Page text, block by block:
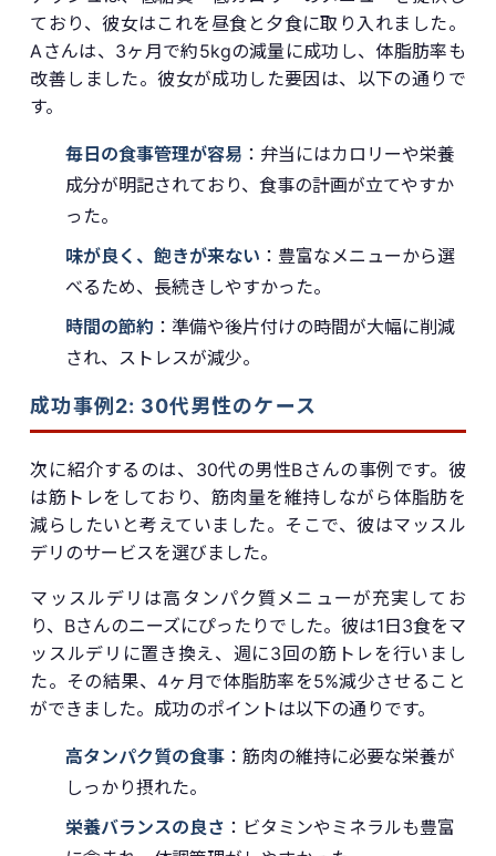
ており、彼女はこれを昼食と夕食に取り入れました。
Aさんは、3ヶ月で約5kgの減量に成功し、体脂肪率も
改善しました。彼女が成功した要因は、以下の通りで
す。
毎日の食事管理が容易 ：弁当にはカロリーや栄養
成分が明記されており、食事の計画が立てやすか
った。
味が良く、飽きが来ない ：豊富なメニューから選
べるため、長続きしやすかった。
時間の節約 ：準備や後片付けの時間が大幅に削減
され、ストレスが減少。
成功事例2: 30代男性のケース
次に紹介するのは、30代の男性Bさんの事例です。彼
は筋トレをしており、筋肉量を維持しながら体脂肪を
減らしたいと考えていました。そこで、彼はマッスル
デリのサービスを選びました。
マッスルデリは高タンパク質メニューが充実してお
り、Bさんのニーズにぴったりでした。彼は1日3食をマ
ッスルデリに置き換え、週に3回の筋トレを行いまし
た。その結果、4ヶ月で体脂肪率を5%減少させること
ができました。成功のポイントは以下の通りです。
高タンパク質の食事 ：筋肉の維持に必要な栄養が
しっかり摂れた。
栄養バランスの良さ ：ビタミンやミネラルも豊富